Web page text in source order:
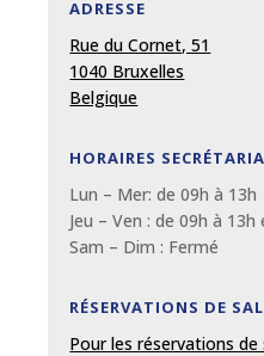
ADRESSE
Rue du Cornet, 51
1040 Bruxelles
Belgique
HORAIRES
Lun – Mer: de 09h à 13h
Jeu – Ven : de 09h à 13h
Sam – Dim : Fermé
RÉSERVATIONS DE
Pour les réservations de